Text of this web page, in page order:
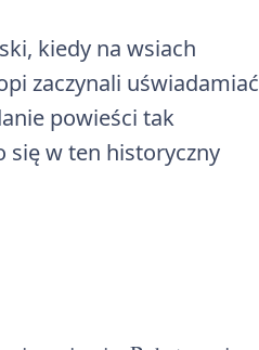
kiedy na wsiach
zaczynali uświadamiać
powieści tak
się w ten historyczny